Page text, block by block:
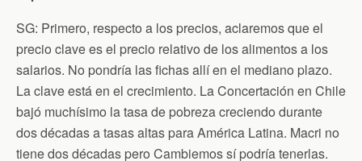
SG: Primero, respecto a los precios, aclaremos que el
precio clave es el precio relativo de los alimentos a los
salarios. No pondría las fichas allí en el mediano plazo.
La clave está en el crecimiento. La Concertación en Chile
bajó muchísimo la tasa de pobreza creciendo durante
dos décadas a tasas altas para América Latina. Macri no
tiene dos décadas pero Cambiemos sí podría tenerlas.